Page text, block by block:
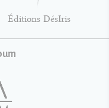
Éditions DésIris